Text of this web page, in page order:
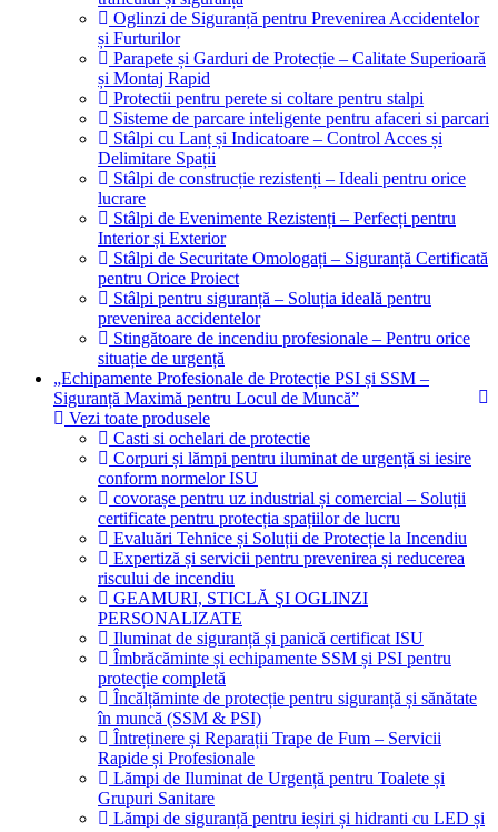
Oglinzi de Siguranță pentru Prevenirea Accidentelor
și Furturilor
Parapete și Garduri de Protecție – Calitate Superioară
și Montaj Rapid
Protectii pentru perete si coltare pentru stalpi
Sisteme de parcare inteligente pentru afaceri si parcari
Stâlpi cu Lanț și Indicatoare – Control Acces și
Delimitare Spații
Stâlpi de construcție rezistenți – Ideali pentru orice
lucrare
Stâlpi de Evenimente Rezistenți – Perfecți pentru
Interior și Exterior
Stâlpi de Securitate Omologați – Siguranță Certificată
pentru Orice Proiect
Stâlpi pentru siguranță – Soluția ideală pentru
prevenirea accidentelor
Stingătoare de incendiu profesionale – Pentru orice
situație de urgență
„Echipamente Profesionale de Protecție PSI și SSM –
Siguranță Maximă pentru Locul de Muncă”
Vezi toate produsele
Casti si ochelari de protectie
Corpuri și lămpi pentru iluminat de urgență si iesire
conform normelor ISU
covorașe pentru uz industrial și comercial – Soluții
certificate pentru protecția spațiilor de lucru
Evaluări Tehnice și Soluții de Protecție la Incendiu
Expertiză și servicii pentru prevenirea și reducerea
riscului de incendiu
GEAMURI, STICLĂ ŞI OGLINZI
PERSONALIZATE
Iluminat de siguranță și panică certificat ISU
Îmbrăcăminte și echipamente SSM și PSI pentru
protecție completă
Încălțăminte de protecție pentru siguranță și sănătate
în muncă (SSM & PSI)
Întreținere și Reparații Trape de Fum – Servicii
Rapide și Profesionale
Lămpi de Iluminat de Urgență pentru Toalete și
Grupuri Sanitare
Lămpi de siguranță pentru ieșiri și hidranti cu LED și